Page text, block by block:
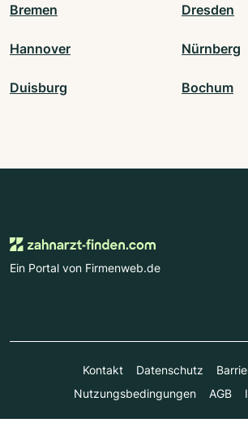
Bremen Dresden
Hannover Nürnberg
Duisburg Bochum
Ein Portal von Firmenweb.de
Kontakt Datenschutz
Nutzungsbedingungen
AGB